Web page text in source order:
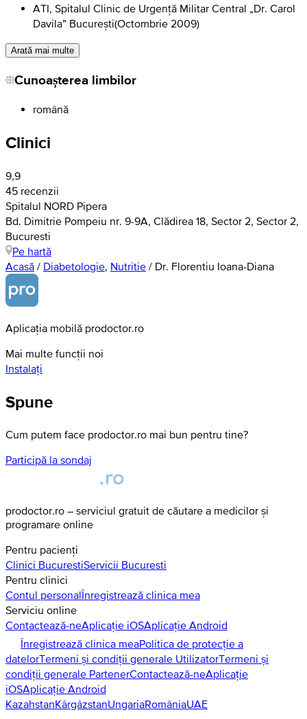
ATI, Spitalul Clinic de Urgență Militar Central „Dr. Carol
Davila” București(Octombrie 2009)
Arată mai multe
Cunoașterea limbilor
română
Clinici
9,9
45 recenzii
Spitalul NORD Pipera
Bd. Dimitrie Pompeiu nr. 9-9A, Clădirea 18, Sector 2, Sector 2,
Bucuresti
Pe hartă
Acasă / Diabetologie, Nutritie / Dr. Florentiu Ioana-Diana
Aplicația mobilă prodoctor.ro
Mai multe funcții noi
Instalați
Spune
Cum putem face prodoctor.ro mai bun pentru tine?
Participă la sondaj
prodoctor.ro – serviciul gratuit de căutare a medicilor și
programare online
Pentru pacienți
Clinici BucurestiServicii Bucuresti
Pentru clinici
Contul personalÎnregistrează clinica mea
Serviciu online
Contactează-neAplicație iOSAplicație Android
Înregistrează clinica meaPolitica de protecție a
datelorTermeni și condiții generale UtilizatorTermeni și
condiții generale PartenerContactează-neAplicație
iOSAplicație Android
KazahstanKârgâzstanUngariaRomâniaUAE